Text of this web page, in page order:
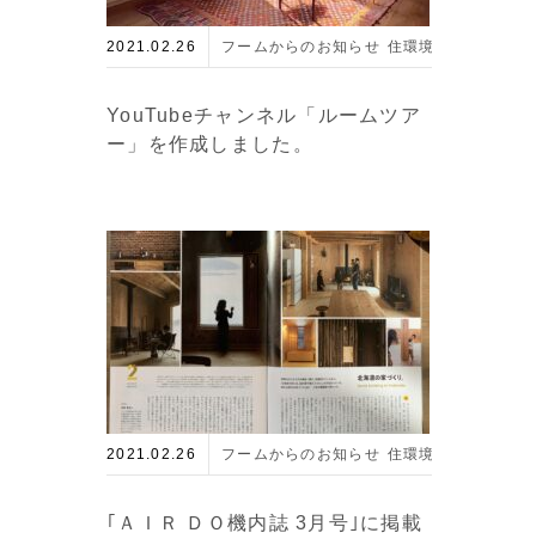
2021.02.26 フームからのお知らせ 住環境とエネルギー
YouTubeチャンネル「ルームツア
ー」を作成しました。
2021.02.26 フームからのお知らせ 住環境とエネルギー
｢ＡＩＲ ＤＯ機内誌 3月号｣に掲載